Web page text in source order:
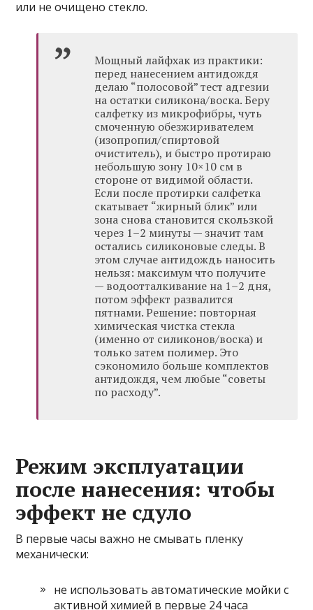
или не очищено стекло.
Мощный лайфхак из практики:
перед нанесением антидождя
делаю “полосовой” тест адгезии
на остатки силикона/воска. Беру
салфетку из микрофибры, чуть
смоченную обезжиривателем
(изопропил/спиртовой
очиститель), и быстро протираю
небольшую зону 10×10 см в
стороне от видимой области.
Если после протирки салфетка
скатывает “жирный блик” или
зона снова становится скользкой
через 1–2 минуты — значит там
остались силиконовые следы. В
этом случае антидождь наносить
нельзя: максимум что получите
— водоотталкивание на 1–2 дня,
потом эффект развалится
пятнами. Решение: повторная
химическая чистка стекла
(именно от силиконов/воска) и
только затем полимер. Это
сэкономило больше комплектов
антидождя, чем любые “советы
по расходу”.
Режим эксплуатации
после нанесения: чтобы
эффект не сдуло
В первые часы важно не смывать пленку
механически:
не использовать автоматические мойки с
активной химией в первые 24 часа